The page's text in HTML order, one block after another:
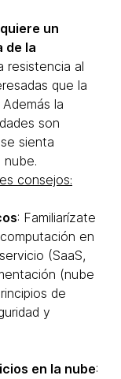
un
de la
resistencia al
que la
la
son
sienta
consejos:
: Familiarízate
en
(SaaS,
(nube
de
y
en la nube: